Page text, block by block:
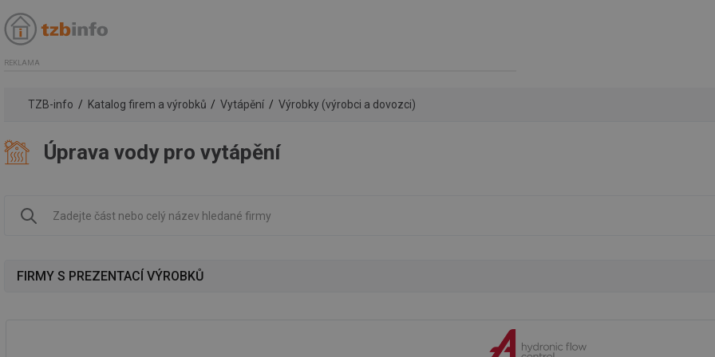
REKLAMA
TZB-info Katalog firem a výrobků Vytápění Výrobky (výrobci a dovozci)
Úprava vody pro vytápění
FIRMY S PREZENTACÍ VÝROBKŮ